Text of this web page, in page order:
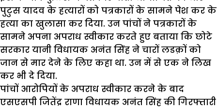
पुटुस यादव के हत्यारों को पत्रकारों के सामने पेश कर के
हत्या का खुलासा कर दिया. उन पांचों ने पत्रकारों के
सामने अपना अपराध स्वीकार करते हुए बताया कि छोटे
सरकार यानी विधायक अनंत सिंह ने चारों लडक़ों को
जान से मार देने के लिए कहा था. उन में से एक ने लिख
कर भी दे दिया.
पांचों आरोपियों के अपराध स्वीकार करने के बाद
एसएसपी जितेंद्र राणा विधायक अनंत सिंह की गिरफ्तारी